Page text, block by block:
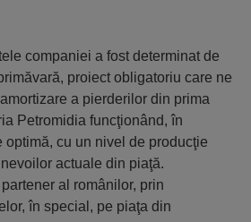
companiei a fost determinat de
proiect obligatoriu care ne
a pierderilor din prima
Petromidia funcţionând, în
optimă, cu un nivel de producţie
actuale din piaţă.
al românilor, prin
în special, pe piaţa din